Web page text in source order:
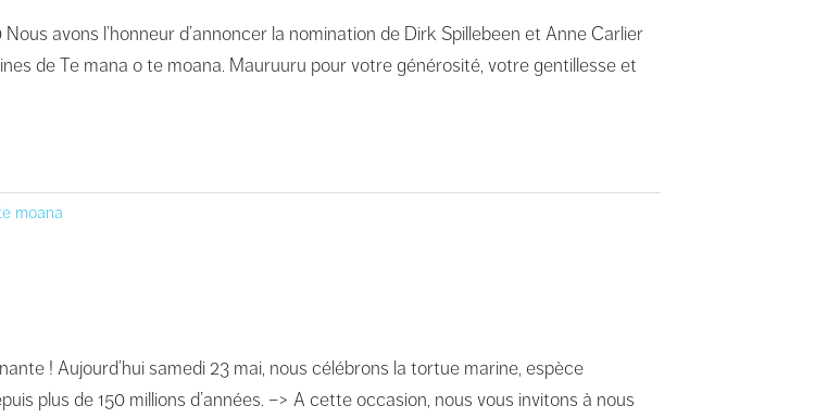
avons l’honneur d’annoncer la nomination de Dirk Spillebeen et Anne Carlier
de Te mana o te moana. Mauruuru pour votre générosité, votre gentillesse et
moana
! Aujourd’hui samedi 23 mai, nous célébrons la tortue marine, espèce
plus de 150 millions d’années. –> A cette occasion, nous vous invitons à nous